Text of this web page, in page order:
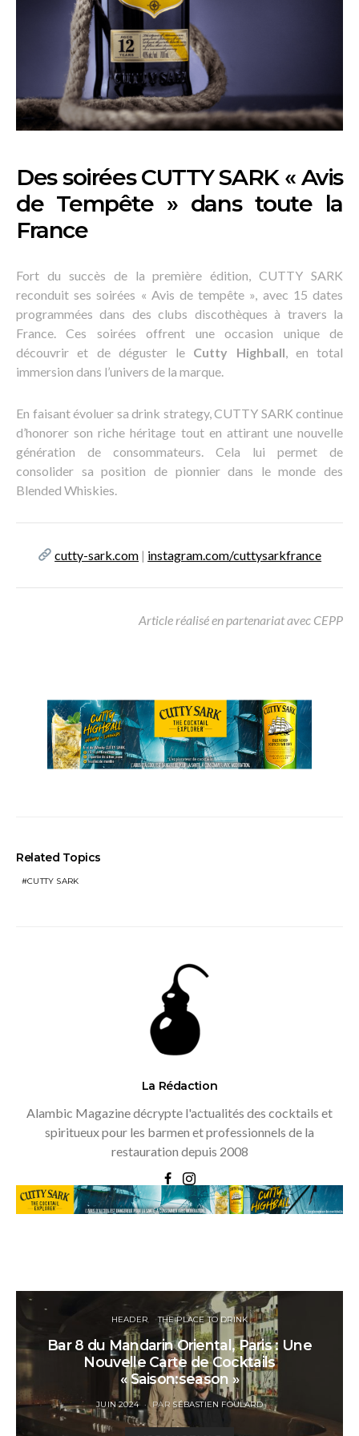
Des soirées CUTTY SARK « Avis
de Tempête » dans toute la
France
Fort du succès de la première édition, CUTTY SARK
reconduit ses soirées « Avis de tempête », avec 15 dates
programmées dans des clubs discothèques à travers la
France. Ces soirées offrent une occasion unique de
découvrir et de déguster le Cutty Highball , en total
immersion dans l’univers de la marque.
En faisant évoluer sa drink strategy, CUTTY SARK continue
d’honorer son riche héritage tout en attirant une nouvelle
génération de consommateurs. Cela lui permet de
consolider sa position de pionnier dans le monde des
Blended Whiskies.
cutty-sark.com | instagram.com/cuttysarkfrance
Article réalisé en partenariat avec CEPP
Related Topics
CUTTY SARK
La Rédaction
Alambic Magazine décrypte l'actualités des cocktails et
spiritueux pour les barmen et professionnels de la
restauration depuis 2008
HEADER THE PLACE TO DRINK
Bar 8 du Mandarin Oriental, Paris : Une
Nouvelle Carte de Cocktails
« Saison:season »
POSTED
ON
JUIN 2024 PAR SÉBASTIEN FOULARD